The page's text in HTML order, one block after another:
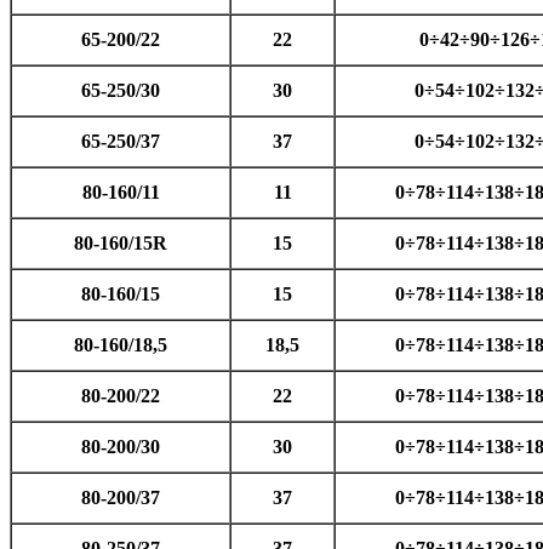
65-200/22 22
65-250/30 30
65-250/37 37
80-160/11 11
80-160/15R 15
80-160/15 15
80-160/18,5 18,5
80-200/22 22
80-200/30 30
80-200/37 37